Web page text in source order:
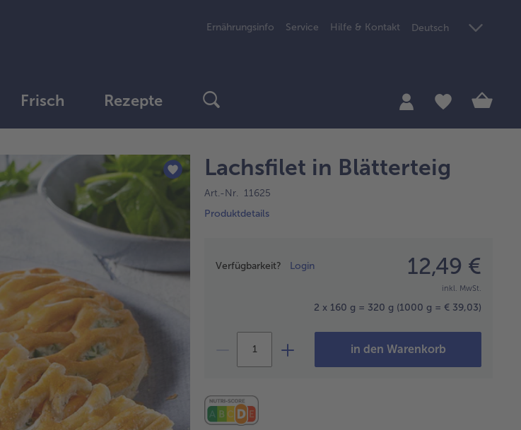
Ernährungsinfo Service Hilfe & Kontakt Deutsch
Frisch Rezepte
Lachsfilet in Blätterteig
Art.-Nr. 11625
Produktdetails
Verfügbarkeit? Login 12,49 €
inkl. MwSt.
2 x 160 g = 320 g (1000 g = € 39,03)
in den Warenkorb